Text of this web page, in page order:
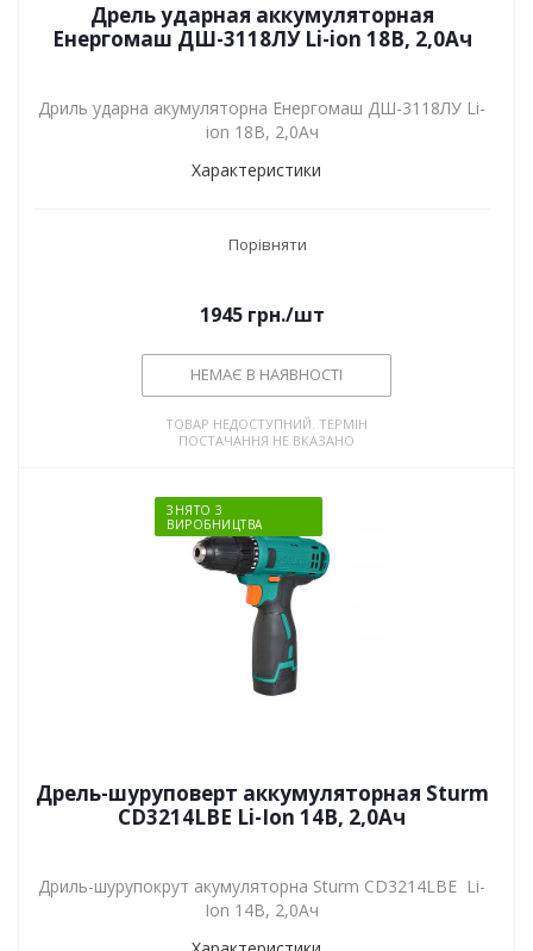
Дрель ударная аккумуляторная
Енергомаш ДШ-3118ЛУ Li-ion 18В, 2,0Ач
Дриль ударна акумуляторна Енергомаш ДШ-3118ЛУ Li-
ion 18В, 2,0Ач
Характеристики
Порівняти
1945 грн./шт
НЕМАЄ В НАЯВНОСТІ
ТОВАР НЕДОСТУПНИЙ. ТЕРМІН
ПОСТАЧАННЯ НЕ ВКАЗАНО
ЗНЯТО З
ВИРОБНИЦТВА
Дрель-шуруповерт аккумуляторная Sturm
CD3214LBE Li-Ion 14B, 2,0Aч
Дриль-шурупокрут акумуляторна Sturm CD3214LBE Li-
Ion 14B, 2,0Aч